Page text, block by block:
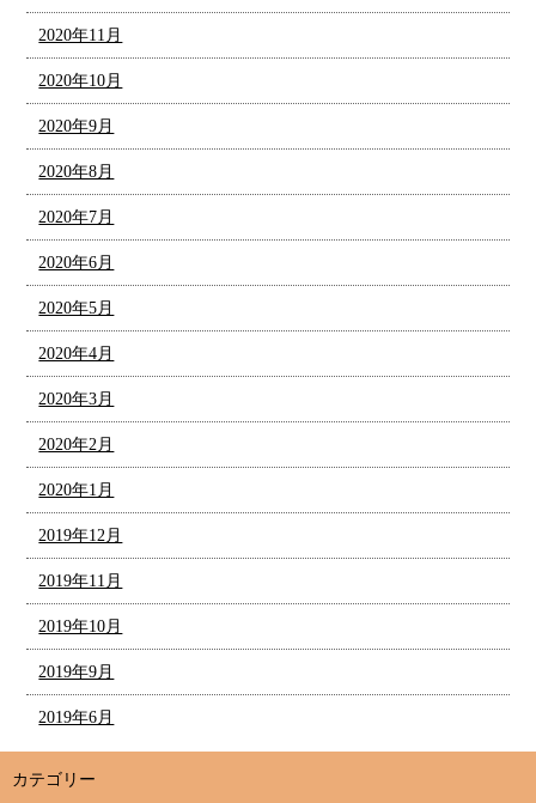
2020年11月
2020年10月
2020年9月
2020年8月
2020年7月
2020年6月
2020年5月
2020年4月
2020年3月
2020年2月
2020年1月
2019年12月
2019年11月
2019年10月
2019年9月
2019年6月
カテゴリー